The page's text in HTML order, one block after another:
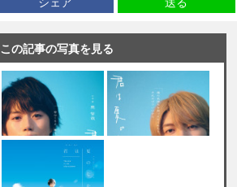
シェア 送る
この記事の写真を見る